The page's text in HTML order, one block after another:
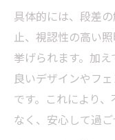
具体的には、段差
止、視認性の高い
挙げられます。加
良いデザインやフ
です。これにより
なく、安心して過ご